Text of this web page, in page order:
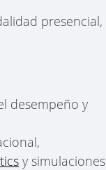
presencial,
desempeño y
y simulaciones